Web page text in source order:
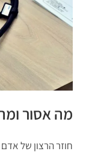
מה אסור
חוזר הרצון של